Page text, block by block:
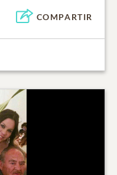
COMPARTIR